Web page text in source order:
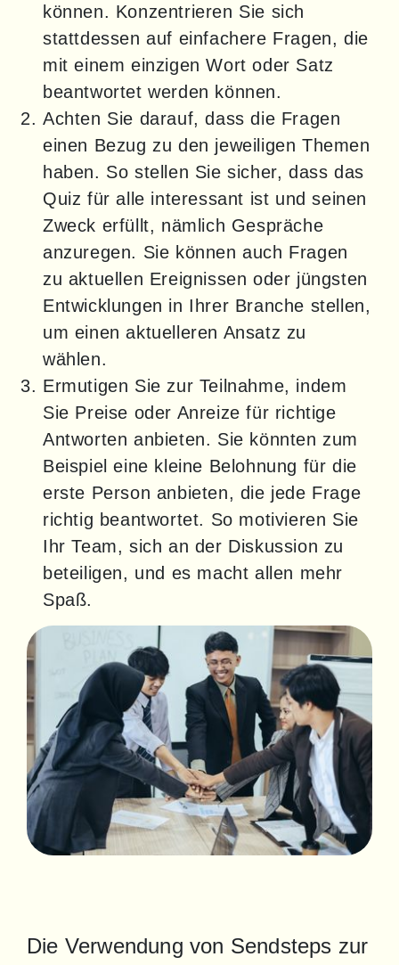
können. Konzentrieren Sie sich
stattdessen auf einfachere Fragen, die
mit einem einzigen Wort oder Satz
beantwortet werden können.
Achten Sie darauf, dass die Fragen
einen Bezug zu den jeweiligen Themen
haben. So stellen Sie sicher, dass das
Quiz für alle interessant ist und seinen
Zweck erfüllt, nämlich Gespräche
anzuregen. Sie können auch Fragen
zu aktuellen Ereignissen oder jüngsten
Entwicklungen in Ihrer Branche stellen,
um einen aktuelleren Ansatz zu
wählen.
Ermutigen Sie zur Teilnahme, indem
Sie Preise oder Anreize für richtige
Antworten anbieten. Sie könnten zum
Beispiel eine kleine Belohnung für die
erste Person anbieten, die jede Frage
richtig beantwortet. So motivieren Sie
Ihr Team, sich an der Diskussion zu
beteiligen, und es macht allen mehr
Spaß.
Die Verwendung von Sendsteps zur